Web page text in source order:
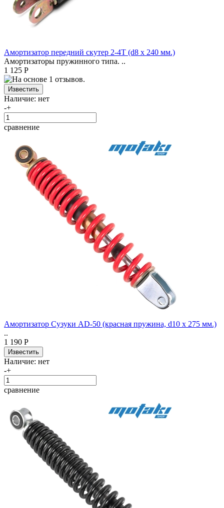
Амортизатор передний скутер 2-4Т (d8 x 240 мм.)
Амортизаторы пружинного типа. ..
1 125 Р
Наличие: нет
-+
сравнение
Амортизатор Сузуки AD-50 (красная пружина, d10 x 275 мм.)
..
1 190 Р
Наличие: нет
-+
сравнение